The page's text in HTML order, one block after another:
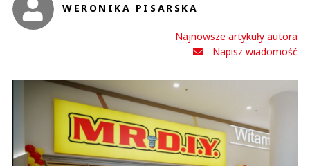
WERONIKA PISARSKA
Najnowsze artykuły autora
Napisz wiadomość